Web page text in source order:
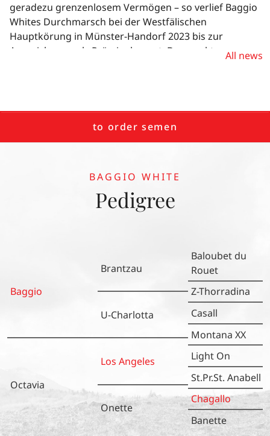
geradezu grenzenlosem Vermögen – so verlief Baggio
Whites Durchmarsch bei der Westfälischen
Hauptkörung in Münster-Handorf 2023 bis zur
Auszeichnung als Prämienhengst. Das weckt
Baggio White ist einer von acht gekörten Söhnen aus
den ersten beiden dafür in Frage kommenden
Flemmingh, den väterlichen Großvater des KWPN-
Hengstes Vivaldi, in der Dressurpferdezucht aktuell
präsenter denn je. Zum Video:
All news
to order semen
BAGGIO WHITE
Pedigree
Baggio
Octavia
Brantzau
U-Charlotta
Los Angeles
Onette
Baloubet du
Rouet
Z-Thorradina
Casall
Montana XX
Light On
St.Pr.St. Anabell
Chagallo
Banette